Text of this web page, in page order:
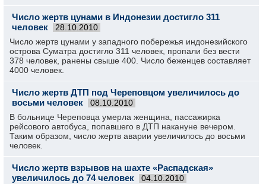
Число жертв цунами в Индонезии достигло 311
человек
28.10.2010
Число жертв цунами у западного побережья индонезийского
острова Суматра достигло 311 человек, пропали без вести
378 человек, ранены свыше 400. Число беженцев составляет
4000 человек.
Число жертв ДТП под Череповцом увеличилось до
восьми человек
08.10.2010
В больнице Череповца умерла женщина, пассажирка
рейсового автобуса, попавшего в ДТП накануне вечером.
Таким образом, число жертв аварии увеличилось до восьми
человек.
Число жертв взрывов на шахте «Распадская»
увеличилось до 74 человек
04.10.2010